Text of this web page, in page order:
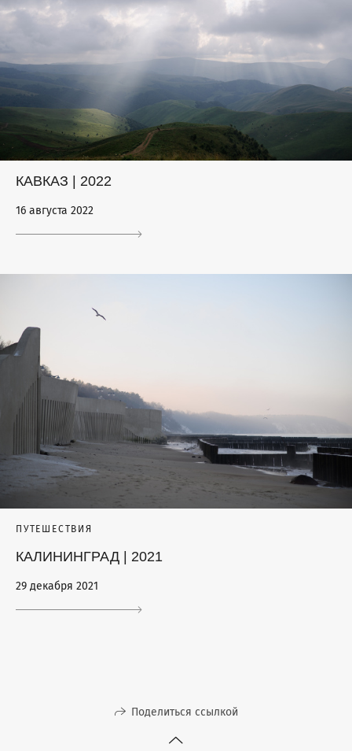
КАВКАЗ | 2022
16 августа 2022
ПУТЕШЕСТВИЯ
КАЛИНИНГРАД | 2021
29 декабря 2021
Поделиться ссылкой